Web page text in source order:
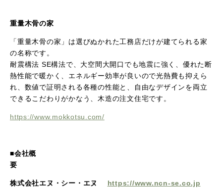
重量木骨の家
「重量木骨の家」は選びぬかれた工務店だけが建てられる家
の名称です。
耐震構法 SE構法で、大空間大開口でも地震に強く、優れた断
熱性能で暖かく、エネルギー効率が良いので光熱費も抑えら
れ、数値で証明される各種の性能と、自由なデザインを両立
できるこだわりがかなう、木造の注文住宅です。
https://www.mokkotsu.com/
■会社概
株式会社エヌ・シー・エヌ https://www.ncn-se.co.jp